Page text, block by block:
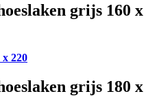
grijs 160 x
220
grijs 180 x